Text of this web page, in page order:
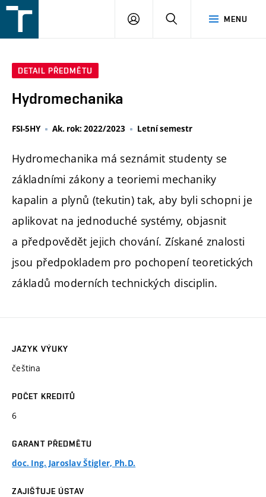
v
MENU
PŘIHLÁŠENÍ
DETAIL PŘEDMĚTU
Hydromechanika
FSI-5HY Ak. rok: 2022/2023 Letní semestr
Hydromechanika má seznámit studenty se
základními zákony a teoriemi mechaniky
kapalin a plynů (tekutin) tak, aby byli schopni je
aplikovat na jednoduché systémy, objasnit
a předpovědět jejich chování. Získané znalosti
jsou předpokladem pro pochopení teoretických
základů moderních technických disciplin.
JAZYK VÝUKY
čeština
POČET KREDITŮ
6
GARANT PŘEDMĚTU
doc. Ing. Jaroslav Štigler, Ph.D.
ZAJIŠŤUJE ÚSTAV